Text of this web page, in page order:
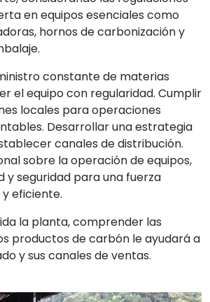
en equipos esenciales como
hornos de carbonización y
constante de materias
el equipo con regularidad. Cumplir
locales para operaciones
Desarrollar una estrategia
canales de distribución.
sobre la operación de equipos,
y seguridad para una fuerza
eficiente.
la planta, comprender las
productos de carbón le ayudará a
y sus canales de ventas.